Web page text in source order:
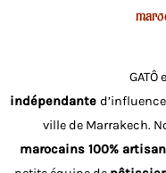
GATÔ
indépendante d’influence
ville de Marrakech.
marocains 100%